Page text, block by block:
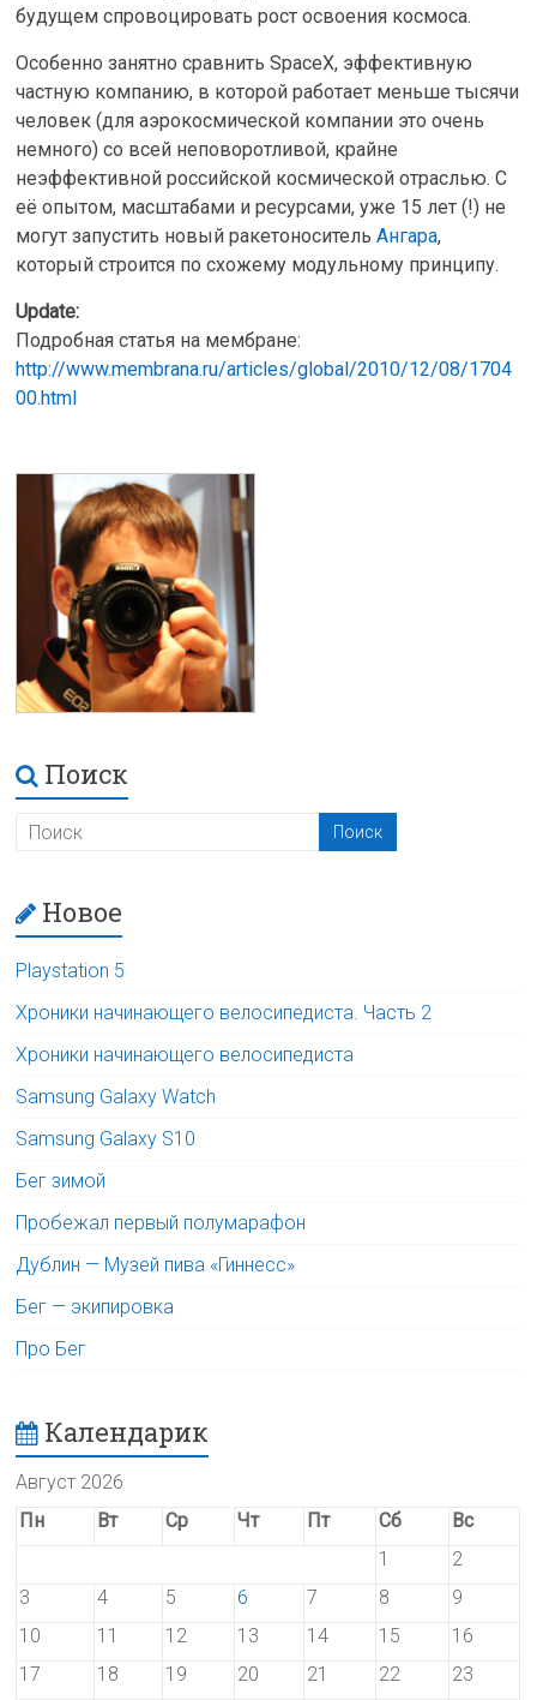
будущем спровоцировать рост освоения космоса.
Особенно занятно сравнить SpaceX, эффективную
частную компанию, в которой работает меньше тысячи
человек (для аэрокосмической компании это очень
немного) со всей неповоротливой, крайне
неэффективной российской космической отраслью. С
её опытом, масштабами и ресурсами, уже 15 лет (!) не
могут запустить новый ракетоносительАнгара,
который строится по схожему модульному принципу.
Update:
Подробная статья на мембране:
http://www.membrana.ru/articles/global/2010/12/08/1704
00.html
Поиск
Новое
Playstation 5
Хроники начинающего велосипедиста. Часть 2
Хроники начинающего велосипедиста
Samsung Galaxy Watch
Samsung Galaxy S10
Бег зимой
Пробежал первый полумарафон
Дублин — Музей пива «Гиннесс»
Бег — экипировка
Про Бег
Календарик
Август 2026
Пн
Вт Ср Чт Пт Сб
Вс
1
2
3
4 5 6 7 8
9
10
11 12 13 14 15
16
17
18 19 20 21 22
23